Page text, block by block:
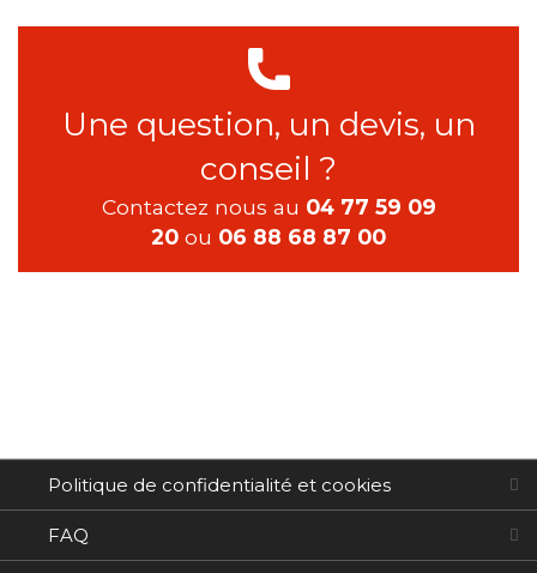
Une question, un devis, un
conseil ?
Contactez nous au 04 77 59 09
20 ou 06 88 68 87 00
Politique de confidentialité et cookies
FAQ